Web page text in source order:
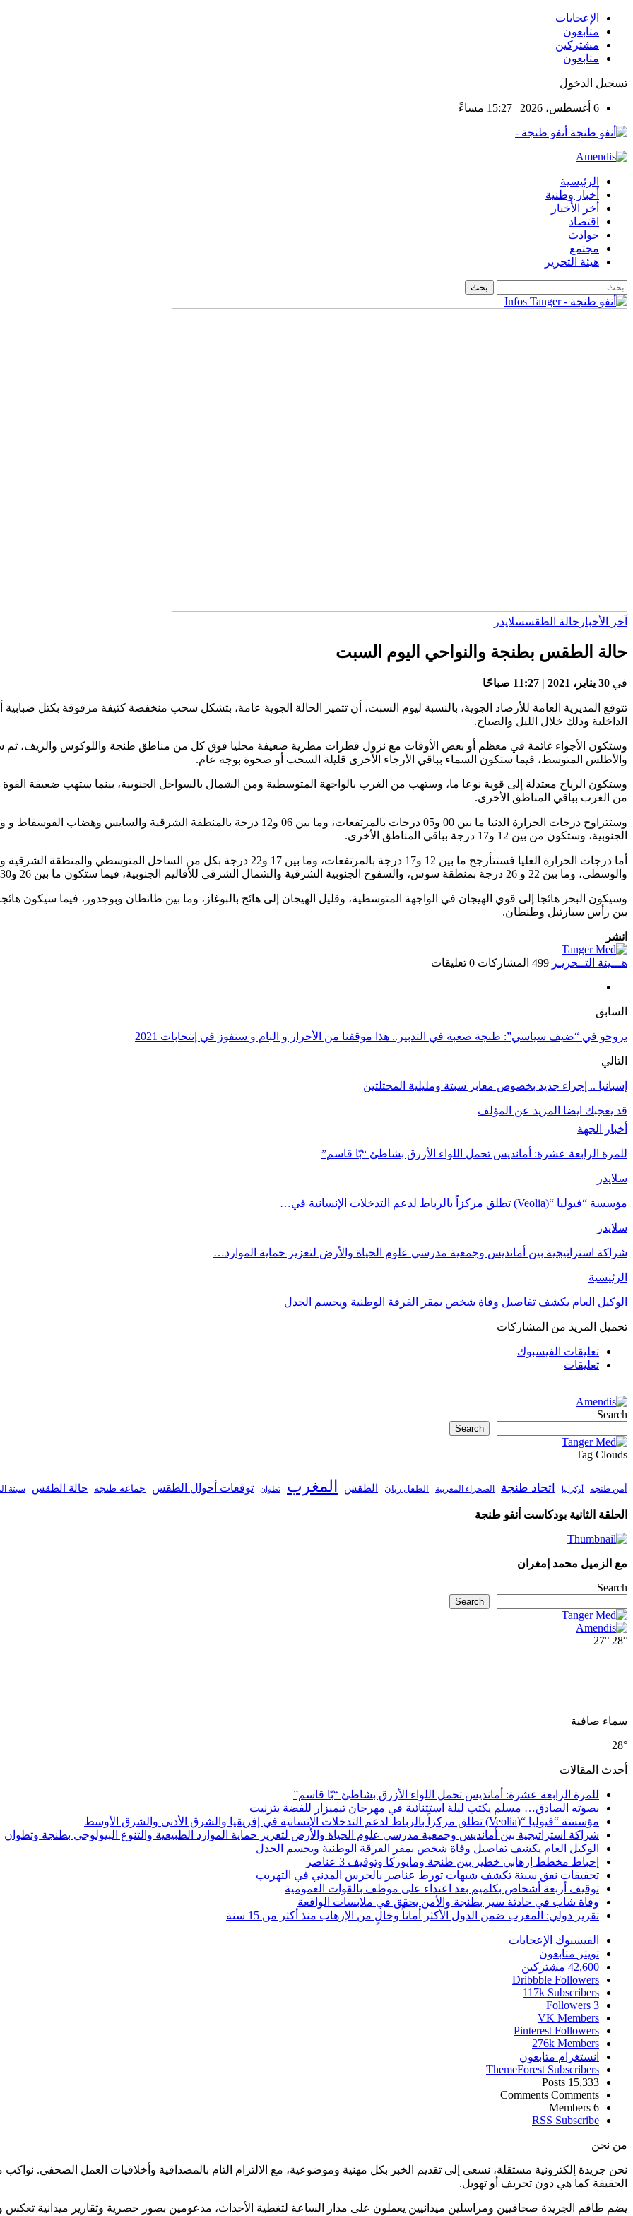
الإعجابات
متابعون
مشتركين
متابعون
تسجيل الدخول
6 أغسطس، 2026 | 15:27 مساءً
أنفو طنجة -
الرئيسية
أخبار وطنية
أخر الأخبار
اقتصاد
حوادث
مجتمع
هيئة التحرير
آخر الأخبار حالة الطقسسلايدر
حالة الطقس بطنجة والنواحي اليوم السبت
في 30 يناير، 2021 | 11:27 صباحًا
تتوقع المديرية العامة للأرصاد الجوية، بالنسبة ليوم السبت، أن تتميز الحالة الجوية عامة، بتشكل سحب منخفضة كثيفة مرفوقة بكتل
الداخلية وذلك خلال الليل والصباح.
وستكون الأجواء غائمة في معظم أو بعض الأوقات مع نزول قطرات مطرية ضعيفة محليا فوق كل من مناطق طنجة واللوكوس والريف، ثم
والأطلس المتوسط، فيما ستكون السماء بباقي الأرجاء الأخرى قليلة السحب أو صحوة بوجه عام.
وستكون الرياح معتدلة إلى قوية نوعا ما، وستهب من الغرب بالواجهة المتوسطية ومن الشمال بالسواحل الجنوبية، بينما ستهب ضعيفة
من الغرب بباقي المناطق الأخرى.
الجنوبية، وستكون من بين 12 و17 درجة بباقي المناطق الأخرى.
أما درجات الحرارة العليا فستتأرجح ما بين 12 و17 درجة بالمرتفعات، وما بين 17 و22
والوسطى، وما بين 22 و 26 درجة بمنطقة سوس، والسفوح الجنوبية الشرقية والشمال الشرقي للأقاليم الجنوبية، فيما ستكون ما بين 26 و30 درجة في ما تبقى من الأقاليم الجنوبية.
وسيكون البحر هائجا إلى قوي الهيجان في الواجهة المتوسطية، وقليل الهيجان إلى هائج بالبوغاز، وما بين طانطان وبوجدور، فيما سيكون
بين رأس سبارتيل وطنطان.
انشر
هـــيئة التــحريـر 499 المشاركات 0 تعليقات
السابق
بروحو في “ضيف سياسي”: طنجة صعبة في التدبير.. هذا موقفنا من الأحرار و البام و سنفوز في إنتخابات 2021
التالي
إسبانيا .. إجراء جديد بخصوص معابر سبتة ومليلية المحتلتين
قد يعجبك ايضا المزيد عن المؤلف
أخبار الجهة
للمرة الرابعة عشرة: أمانديس تحمل اللواء الأزرق بشاطئ “بّا قاسم”
سلايدر
مؤسسة “فيوليا “(Veolia) تطلق مركزاً بالرباط لدعم التدخلات الإنسانية في…
سلايدر
شراكة استراتيجية بين أمانديس وجمعية مدرسي علوم الحياة والأرض لتعزيز حماية الموارد…
الرئيسية
الوكيل العام يكشف تفاصيل وفاة شخص بمقر الفرقة الوطنية ويحسم الجدل
تحميل المزيد من المشاركات
تعليقات الفيسبوك
تعليقات
Search
Search
Tag Clouds
أمن طنجة أوكرانيا اتحاد طنجة الصحراء المغربية الطفل ريان الطقس المغرب تطوان توقعات أحوال الطقس جماعة طنجة حالة الطقس سبتة
الحلقة الثانية بودكاست أنفو طنجة
مع الزميل محمد إمغران
Search
Search
28°
27°
سماء صافية
28°
أحدث المقالات
للمرة الرابعة عشرة: أمانديس تحمل اللواء الأزرق بشاطئ “بّا قاسم”
بصوته الصادق… مسلم يكتب ليلة استثنائية في مهرجان تيميزار للفضة بتزنيت
مؤسسة “فيوليا “(Veolia) تطلق مركزاً بالرباط لدعم التدخلات الإنسانية في إفريقيا والشرق الأدنى والشرق الأوسط
شراكة استراتيجية بين أمانديس وجمعية مدرسي علوم الحياة والأرض لتعزيز حماية الموارد الطبيعية والتنوع البيولوجي بطنجة وتطوان
الوكيل العام يكشف تفاصيل وفاة شخص بمقر الفرقة الوطنية ويحسم الجدل
إحباط مخطط إرهابي خطير بين طنجة ومايوركا وتوقيف 3 عناصر
تحقيقات نفق سبتة تكشف شبهات تورط عناصر بالحرس المدني في التهريب
توقيف أربعة أشخاص بكلميم بعد اعتداء على موظف بالقوات العمومية
وفاة شاب في حادثة سير بطنجة والأمن يحقق في ملابسات الواقعة
تقرير دولي: المغرب ضمن الدول الأكثر أماناً وخالٍ من الإرهاب منذ أكثر من 15 سنة
الفيسبوك الإعجابات
تويتر متابعون
42,600 مشتركين
Dribbble Followers
117k Subscribers
3
Followers
VK Members
Pinterest Followers
276k Members
انستغرام متابعون
ThemeForest Subscribers
15,333
Posts
Comments Comments
6
Members
RSS Subscribe
من نحن
نحن جريدة إلكترونية مستقلة، نسعى إلى تقديم الخبر بكل مهنية وموضوعية، مع الالتزام التام بالمصداقية وأخلاقيات العمل الصحفي.
الحقيقة كما هي دون تحريف أو تهويل.
يضم طاقم الجريدة صحافيين ومراسلين ميدانيين يعملون على مدار الساعة لتغطية الأحداث، مدعومين بصور حصرية وتقارير ميدانية